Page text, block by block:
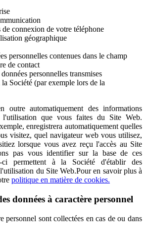
connexion de votre téléphone
géographique
personnelles contenues dans le champ
de contact
personnelles transmises
Société (par exemple lors de la
outre automatiquement des informations
l'utilisation que vous faites du Site Web.
enregistrera automatiquement quelles
visitez, quel navigateur web vous utilisez,
lorsque vous avez reçu l'accès au Site
pas vous identifier sur la base de ces
ci permettent à la Société d'établir des
du Site Web.Pour en savoir plus à
politique en matière de cookies.
données à caractère personnel
personnel sont collectées en cas de ou dans